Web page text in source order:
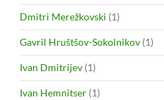
Dmitri Merežkovski (1)
Gavril Hruštšov-Sokolnikov (1)
Ivan Dmitrijev (1)
Ivan Hemnitser (1)